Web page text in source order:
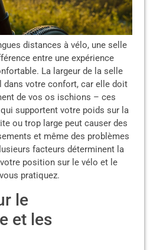
distances à vélo, une selle
entre une expérience
La largeur de la selle
dans votre confort, car elle doit
de vos os ischions – ces
supportent votre poids sur la
ou trop large peut causer des
et même des problèmes
facteurs déterminent la
position sur le vélo et le
pratiquez.
le
et les